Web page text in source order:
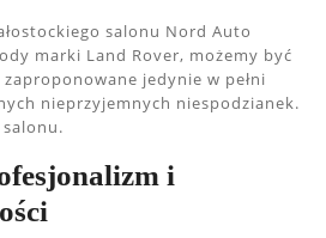
salonu Nord Auto
marki Land Rover, możemy być
jedynie w pełni
nieprzyjemnych niespodzianek.
i